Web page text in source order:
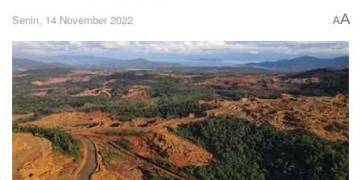
Senin, 14 November 2022 AA